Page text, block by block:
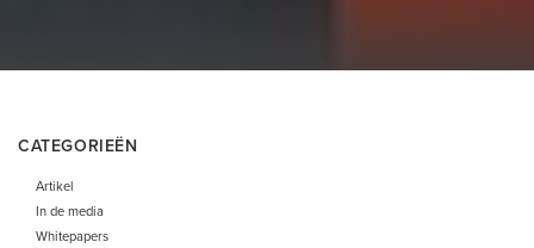
CATEGORIEËN
Artikel
In de media
Whitepapers